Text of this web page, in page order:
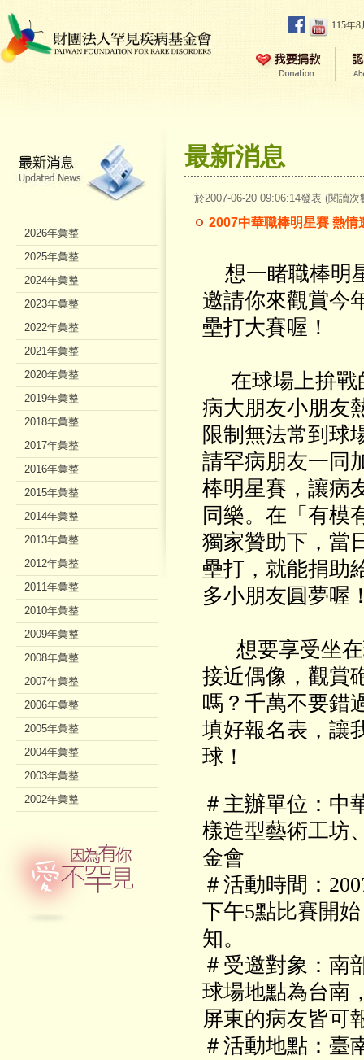
115年
最新消息
於2007-06-20 09:06:14發表 (閱讀次
2007中華職棒明星賽 熱情
想一睹職棒明
邀請你來觀賞今
壘打大賽喔！
在球場上拚戰
病大朋友小朋友
限制無法常到球
請罕病朋友一同
棒明星賽 ，讓病
同樂。在「有模
獨家贊助下，當
壘打，就能捐助
多小朋友圓夢喔
想要享受坐在
接近偶像，觀賞
嗎？千萬不要錯
填好報名表，讓
球！
＃主辦單位：中
樣造型藝術工坊
金會
＃ 活動時間：
下午5點比賽開
知。
＃受邀對象： 南
球場地點為台南
屏東的病友皆可
＃活動地點：臺
2026年彙整
2025年彙整
2024年彙整
2023年彙整
2022年彙整
2021年彙整
2020年彙整
2019年彙整
2018年彙整
2017年彙整
2016年彙整
2015年彙整
2014年彙整
2013年彙整
2012年彙整
2011年彙整
2010年彙整
2009年彙整
2008年彙整
2007年彙整
2006年彙整
2005年彙整
2004年彙整
2003年彙整
2002年彙整